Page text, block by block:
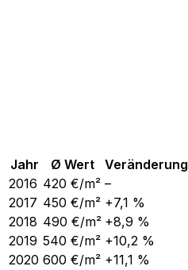
Jahr Ø Wert
Veränderung
2016 420 €/m² –
2017 450 €/m² +7,1 %
2018 490 €/m² +8,9 %
2019 540 €/m² +10,2 %
2020 600 €/m² +11,1 %